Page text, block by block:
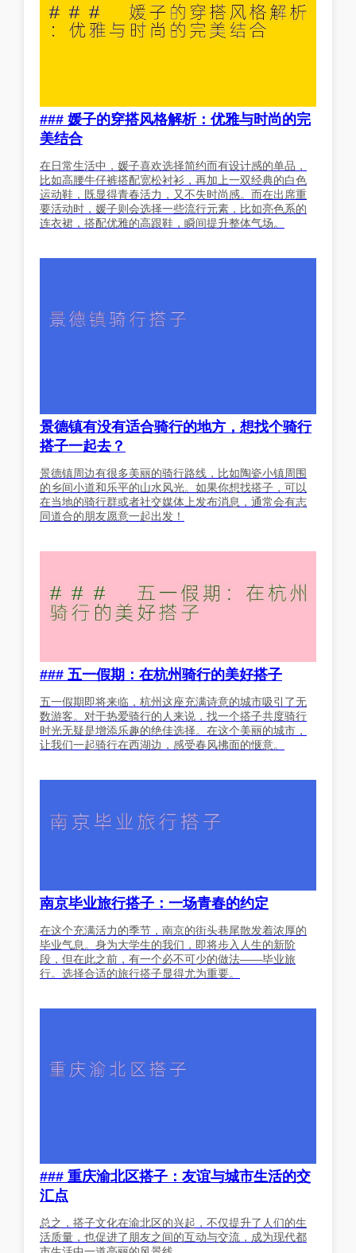
### 媛子的穿搭风格解析：优雅与时尚的完
美结合
在日常生活中，媛子喜欢选择简约而有设计感的单品，
比如高腰牛仔裤搭配宽松衬衫，再加上一双经典的白色
运动鞋，既显得青春活力，又不失时尚感。而在出席重
要活动时，媛子则会选择一些流行元素，比如亮色系的
连衣裙，搭配优雅的高跟鞋，瞬间提升整体气场。
景德镇有没有适合骑行的地方，想找个骑行
搭子一起去？
景德镇周边有很多美丽的骑行路线，比如陶瓷小镇周围
的乡间小道和乐平的山水风光。如果你想找搭子，可以
在当地的骑行群或者社交媒体上发布消息，通常会有志
同道合的朋友愿意一起出发！
### 五一假期：在杭州骑行的美好搭子
五一假期即将来临，杭州这座充满诗意的城市吸引了无
数游客。对于热爱骑行的人来说，找一个搭子共度骑行
时光无疑是增添乐趣的绝佳选择。在这个美丽的城市，
让我们一起骑行在西湖边，感受春风拂面的惬意。
南京毕业旅行搭子：一场青春的约定
在这个充满活力的季节，南京的街头巷尾散发着浓厚的
毕业气息。身为大学生的我们，即将步入人生的新阶
段，但在此之前，有一个必不可少的做法——毕业旅
行。选择合适的旅行搭子显得尤为重要。
### 重庆渝北区搭子：友谊与城市生活的交
汇点
总之，搭子文化在渝北区的兴起，不仅提升了人们的生
活质量，也促进了朋友之间的互动与交流，成为现代都